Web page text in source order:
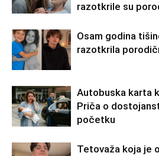
razotkrile su
Osam godina
razotkrila
Autobuska karta
Priča o
početku
Tetovaža koja je